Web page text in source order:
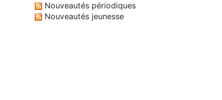
Nouveautés périodiques
Nouveautés jeunesse